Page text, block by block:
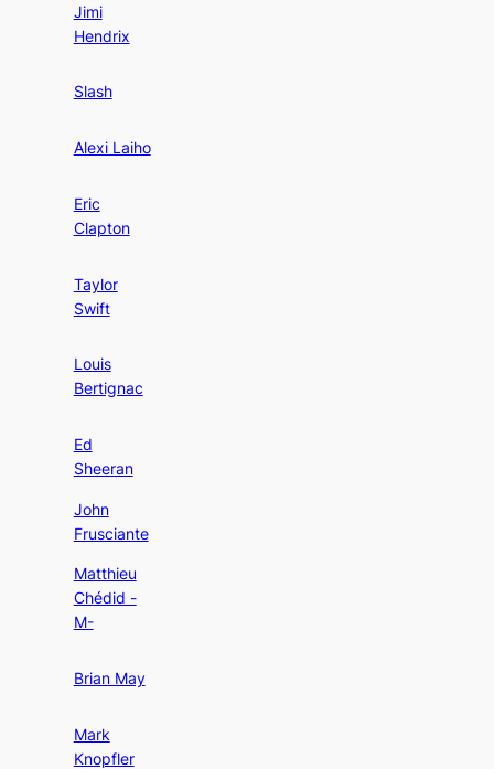
Jimi
Hendrix
Slash
Alexi Laiho
Eric
Clapton
Taylor
Swift
Louis
Bertignac
Ed
Sheeran
John
Frusciante
Matthieu
Chédid -
M-
Brian May
Mark
Knopfler